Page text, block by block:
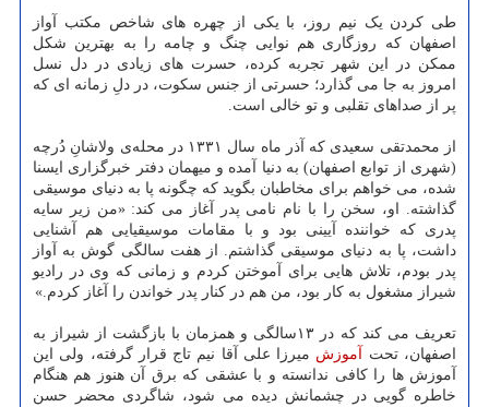
طی کردن یک نیم روز، با یکی از چهره های شاخص مکتب آواز
اصفهان که روزگاری هم نوایی چنگ و چامه را به بهترین شکل
ممکن در این شهر تجربه کرده، حسرت های زیادی در دل نسل
امروز به جا می گذارد؛ حسرتی از جنس سکوت، در دلِ زمانه ای که
پر از صداهای تقلبی و تو خالی است.
از محمدتقی سعیدی که آذر ماه سال ۱۳۳۱ در محله‌ی ولاشانِ دُرچه
(شهری از توابع اصفهان) به دنیا آمده و میهمان دفتر خبرگزاری ایسنا
شده، می خواهم برای مخاطبان بگوید که چگونه پا به دنیای موسیقی
گذاشته. او، سخن را با نام نامی پدر آغاز می کند: «من زیر سایه
پدری که خواننده آیینی بود و با مقامات موسیقیایی هم آشنایی
داشت، پا به دنیای موسیقی گذاشتم. از هفت سالگی گوش به آواز
پدر بودم، تلاش هایی برای آموختن کردم و زمانی که وی در رادیو
شیراز مشغول به کار بود، من هم در کنار پدر خواندن را آغاز کردم.»
تعریف می کند که در ۱۳سالگی و همزمان با بازگشت از شیراز به
اصفهان، تحت
آموزش میرزا علی آقا نیم تاج قرار گرفته، ولی این
آموزش ها را کافی ندانسته و با عشقی که برق آن هنوز هم هنگام
خاطره گویی در چشمانش دیده می شود، شاگردی محضر حسن